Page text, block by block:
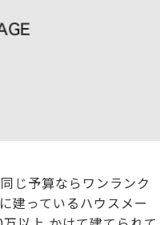
じ予算ならワンランク
建っているハウスメー